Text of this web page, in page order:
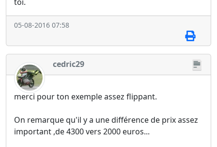
05-08-2016 07:58
cedric29
merci pour ton exemple assez flippant.
On remarque qu'il y a une différence de prix assez
important ,de 4300 vers 2000 euros...